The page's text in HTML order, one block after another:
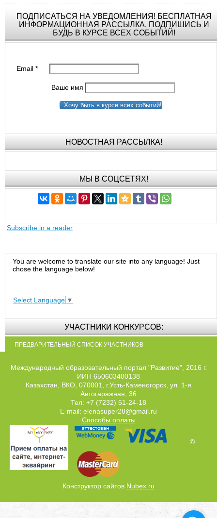
ПОДПИСАТЬСЯ НА УВЕДОМЛЕНИЯ! БЕСПЛАТНАЯ
ИНФОРМАЦИОННАЯ РАССЫЛКА. ПОДПИШИСЬ И
БУДЬ В КУРСЕ ВСЕХ СОБЫТИЙ!
Email*
Ваше имя
Хочу быть в курсе всех событий!
НОВОСТНАЯ РАССЫЛКА!
МЫ В СОЦСЕТЯХ!
Subscribe in a reader
You are welcome to translate our site into any language! Just
chose the language below!
Select Language ▼
УЧАСТНИКИ КОНКУРСОВ:
ПРЕДВАРИТЕЛЬНЫЙ СПИСОК УЧАСТНИКОВ
Международный образовательный портал "Развитие", 2016 г.
ИИН 650603400138
Казахстан, ВКО, 070001, г.Усть-Каменогорск, ул. 1-я
Автогаражная, 36
Тел: +7 (7232) 51-24-18
E-mail: elenasuper28@gmail.ru
Способы оплаты
©
Конструктор сайтов Nubex.ru